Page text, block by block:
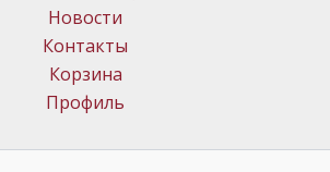
Новости
Контакты
Корзина
Профиль